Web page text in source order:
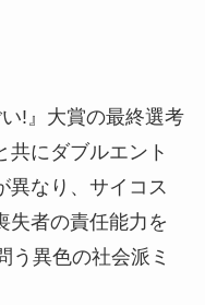
!』大賞の最終選考
共にダブルエント
異なり、サイコス
失者の責任能力を
う異色の社会派ミ